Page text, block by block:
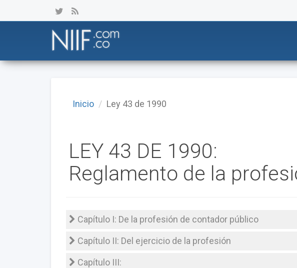
Inicio Ley 43 de 1990
LEY 43 DE 1990:
Reglamento de la
Capítulo I: De la profesión de contador público
Capítulo II: Del ejercicio de la profesión
Capítulo III: